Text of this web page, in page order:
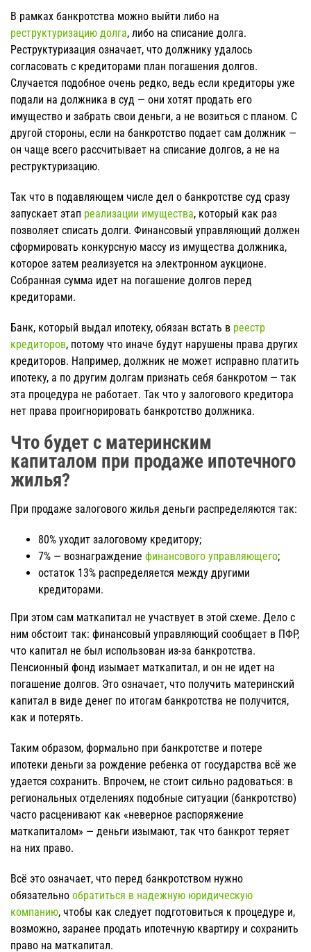
В рамках банкротства можно выйти либо на
реструктуризацию долга, либо на списание долга.
Реструктуризация означает, что должнику удалось
согласовать с кредиторами план погашения долгов.
Случается подобное очень редко, ведь если кредиторы уже
подали на должника в суд — они хотят продать его
имущество и забрать свои деньги, а не возиться с планом. С
другой стороны, если на банкротство подает сам должник —
он чаще всего рассчитывает на списание долгов, а не на
реструктуризацию.
Так что в подавляющем числе дел о банкротстве суд сразу
запускает этап реализации имущества, который как раз
позволяет списать долги. Финансовый управляющий должен
сформировать конкурсную массу из имущества должника,
которое затем реализуется на электронном аукционе.
Собранная сумма идет на погашение долгов перед
кредиторами.
Банк, который выдал ипотеку, обязан встать в реестр
кредиторов, потому что иначе будут нарушены права других
кредиторов. Например, должник не может исправно платить
ипотеку, а по другим долгам признать себя банкротом — так
эта процедура не работает. Так что у залогового кредитора
нет права проигнорировать банкротство должника.
Что будет с материнским
капиталом при продаже ипотечного
жилья?
При продаже залогового жилья деньги распределяются так:
80% уходит залоговому кредитору;
7% — вознаграждение финансового управляющего;
остаток 13% распределяется между другими
кредиторами.
При этом сам маткапитал не участвует в этой схеме. Дело с
ним обстоит так: финансовый управляющий сообщает в ПФР,
что капитал не был использован из-за банкротства.
Пенсионный фонд изымает маткапитал, и он не идет на
погашение долгов. Это означает, что получить материнский
капитал в виде денег по итогам банкротства не получится,
как и потерять.
Таким образом, формально при банкротстве и потере
ипотеки деньги за рождение ребенка от государства всё же
удается сохранить. Впрочем, не стоит сильно радоваться: в
региональных отделениях подобные ситуации (банкротство)
часто расценивают как «неверное распоряжение
маткапиталом» — деньги изымают, так что банкрот теряет
на них право.
Всё это означает, что перед банкротством нужно
обязательно обратиться в надежную юридическую
компанию, чтобы как следует подготовиться к процедуре и,
возможно, заранее продать ипотечную квартиру и сохранить
право на маткапитал.